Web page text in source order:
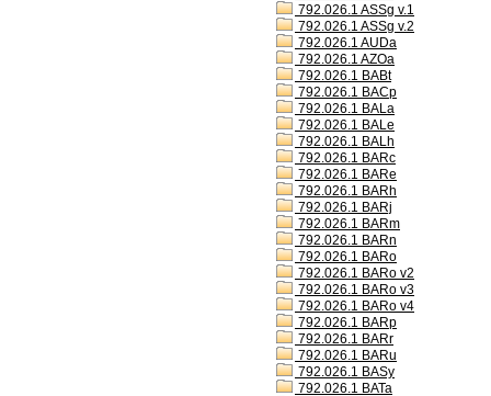
792.026.1 ASSg v.1
792.026.1 ASSg v.2
792.026.1 AUDa
792.026.1 AZOa
792.026.1 BABt
792.026.1 BACp
792.026.1 BALa
792.026.1 BALe
792.026.1 BALh
792.026.1 BARc
792.026.1 BARe
792.026.1 BARh
792.026.1 BARj
792.026.1 BARm
792.026.1 BARn
792.026.1 BARo
792.026.1 BARo v2
792.026.1 BARo v3
792.026.1 BARo v4
792.026.1 BARp
792.026.1 BARr
792.026.1 BARu
792.026.1 BASy
792.026.1 BATa